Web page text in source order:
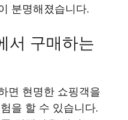
분명해졌습니다.
서 구매하는
면 현명한 쇼핑객을
을 할 수 있습니다.